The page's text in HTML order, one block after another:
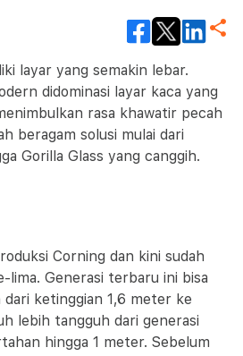
layar yang semakin lebar.
didominasi layar kaca yang
rasa khawatir pecah
beragam solusi mulai dari
Gorilla Glass yang canggih.
Corning dan kini sudah
lima. Generasi terbaru ini bisa
ketinggian 1,6 meter ke
lebih tangguh dari generasi
hingga 1 meter. Sebelum